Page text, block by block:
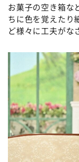
お菓子の空き箱な
ちに色を覚えたり
ど様々に工夫がな